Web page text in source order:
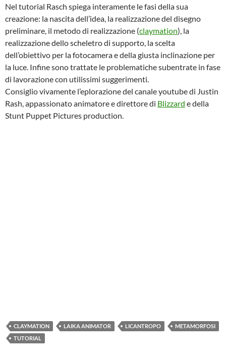
Nel tutorial Rasch spiega interamente le fasi della sua
creazione: la nascita dell’idea, la realizzazione del disegno
preliminare, il metodo di realizzazione (claymation), la
realizzazione dello scheletro di supporto, la scelta
dell’obiettivo per la fotocamera e della giusta inclinazione per
la luce. Infine sono trattate le problematiche subentrate in fase
di lavorazione con utilissimi suggerimenti.
Consiglio vivamente l’eplorazione del canale youtube di Justin
Rash, appassionato animatore e direttore di Blizzard e della
Stunt Puppet Pictures production.
CLAYMATION LAIKA ANIMATOR LICANTROPO
METAMORFOSI
TUTORIAL